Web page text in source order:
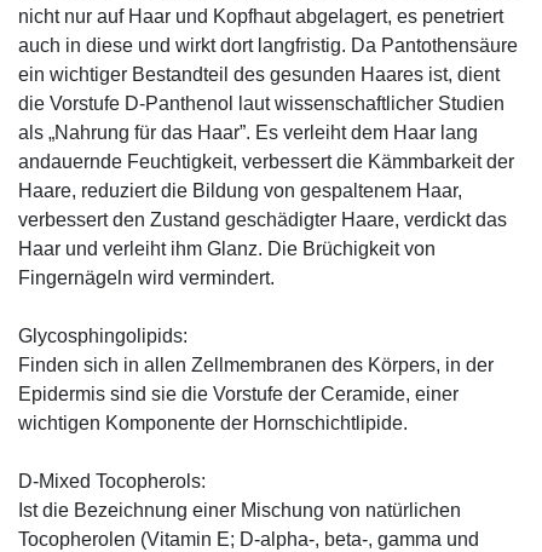
nicht nur auf Haar und Kopfhaut abgelagert, es penetriert
auch in diese und wirkt dort langfristig. Da Pantothensäure
ein wichtiger Bestandteil des gesunden Haares ist, dient
die Vorstufe D-Panthenol laut wissenschaftlicher Studien
als „Nahrung für das Haar”. Es verleiht dem Haar lang
andauernde Feuchtigkeit, verbessert die Kämmbarkeit der
Haare, reduziert die Bildung von gespaltenem Haar,
verbessert den Zustand geschädigter Haare, verdickt das
Haar und verleiht ihm Glanz. Die Brüchigkeit von
Fingernägeln wird vermindert.
Glycosphingolipids:
Finden sich in allen Zellmembranen des Körpers, in der
Epidermis sind sie die Vorstufe der Ceramide, einer
wichtigen Komponente der Hornschichtlipide.
D-Mixed Tocopherols:
Ist die Bezeichnung einer Mischung von natürlichen
Tocopherolen (Vitamin E; D-alpha-, beta-, gamma und